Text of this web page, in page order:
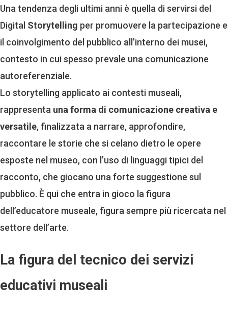
Una tendenza degli ultimi anni è quella di servirsi del
Digital Storytelling per promuovere la partecipazione e
il coinvolgimento del pubblico all’interno dei musei,
contesto in cui spesso prevale una comunicazione
autoreferenziale.
Lo storytelling applicato ai contesti museali,
rappresenta una forma di comunicazione creativa e
versatile, finalizzata a narrare, approfondire,
raccontare le storie che si celano dietro le opere
esposte nel museo, con l’uso di linguaggi tipici del
racconto, che giocano una forte suggestione sul
pubblico. È qui che entra in gioco la figura
dell’educatore museale, figura sempre più ricercata nel
settore dell’arte.
La figura del tecnico dei servizi
educativi museali